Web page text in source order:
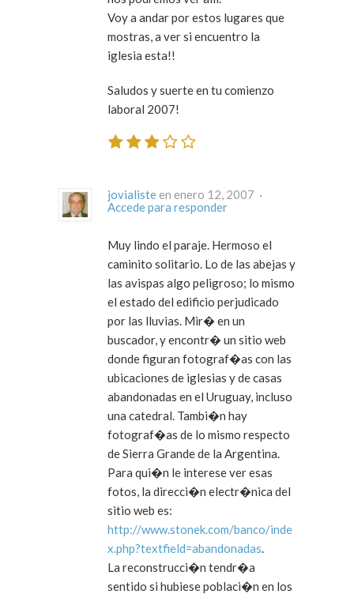
Voy a andar por estos lugares que
mostras, a ver si encuentro la
iglesia esta!!
Saludos y suerte en tu comienzo
laboral 2007!
jovialiste
en enero 12, 2007 ·
Accede para responder
Muy lindo el paraje. Hermoso el
caminito solitario. Lo de las abejas y
las avispas algo peligroso; lo mismo
el estado del edificio perjudicado
por las lluvias. Mir� en un
buscador, y encontr� un sitio web
donde figuran fotograf�as con las
ubicaciones de iglesias y de casas
abandonadas en el Uruguay, incluso
una catedral. Tambi�n hay
fotograf�as de lo mismo respecto
de Sierra Grande de la Argentina.
Para qui�n le interese ver esas
fotos, la direcci�n electr�nica del
sitio web es:
http://www.stonek.com/banco/inde
x.php?textfield=abandonadas.
La reconstrucci�n tendr�a
sentido si hubiese poblaci�n en los